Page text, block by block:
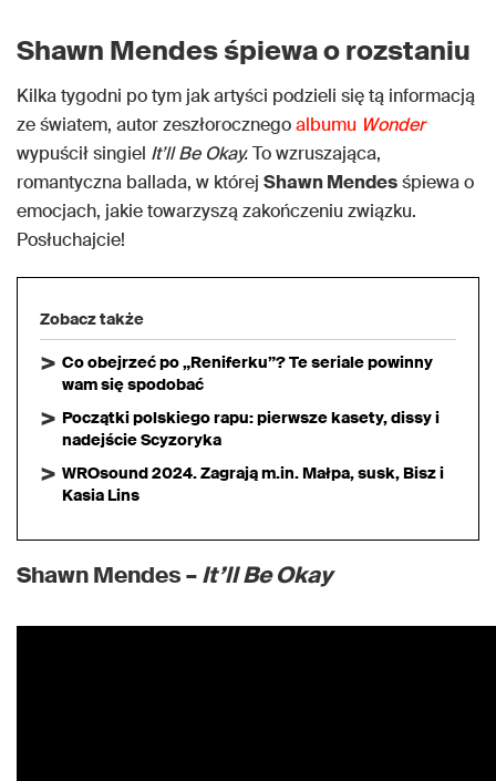
Shawn Mendes śpiewa o rozstaniu
Kilka tygodni po tym jak artyści podzieli się tą informacją
ze światem, autor zeszłorocznegoalbumu Wonder
wypuścił singiel It’ll Be Okay.To wzruszająca,
romantyczna ballada, w której Shawn Mendesśpiewa o
emocjach, jakie towarzyszą zakończeniu związku.
Posłuchajcie!
Zobacz także
Co obejrzeć po „Reniferku”? Te seriale powinny
wam się spodobać
Początki polskiego rapu: pierwsze kasety, dissy i
nadejście Scyzoryka
WROsound 2024. Zagrają m.in. Małpa, susk, Bisz i
Kasia Lins
Shawn Mendes –It’ll Be Okay